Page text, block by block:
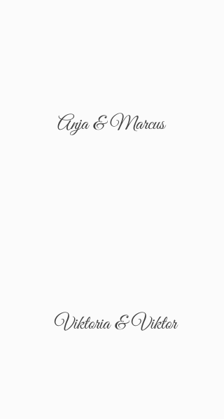
Anja & Marcus
Viktoria & Viktor